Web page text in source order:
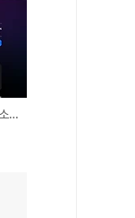
샤오미 중국 내수용 로봇청소기 한국어 음성 변환